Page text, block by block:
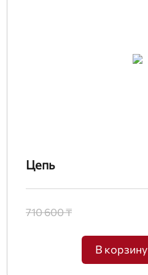
Цепь
710 600 ₸
В корзину